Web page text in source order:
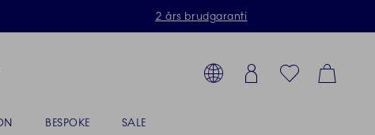
2 års brudgaranti
Toolbar
Country selector overlay
Login FavoritesCart
Søg produkter, stel, steldele...
BESPOKE SALE